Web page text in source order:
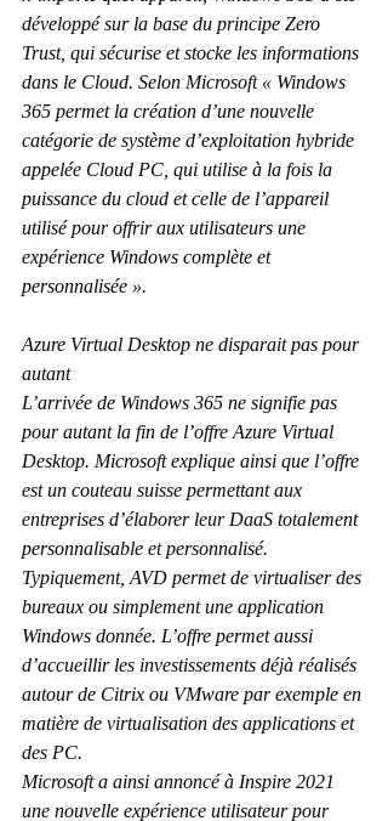
développé sur la base du principe Zero
Trust, qui sécurise et stocke les informations
dans le Cloud. Selon Microsoft « Windows
365 permet la création d’une nouvelle
catégorie de système d’exploitation hybride
appelée Cloud PC, qui utilise à la fois la
puissance du cloud et celle de l’appareil
utilisé pour offrir aux utilisateurs une
expérience Windows complète et
personnalisée ».
Azure Virtual Desktop ne disparait pas pour
autant
L’arrivée de Windows 365 ne signifie pas
pour autant la fin de l’offre Azure Virtual
Desktop. Microsoft explique ainsi que l’offre
est un couteau suisse permettant aux
entreprises d’élaborer leur DaaS totalement
personnalisable et personnalisé.
Typiquement, AVD permet de virtualiser des
bureaux ou simplement une application
Windows donnée. L’offre permet aussi
d’accueillir les investissements déjà réalisés
autour de Citrix ou VMware par exemple en
matière de virtualisation des applications et
des PC.
Microsoft a ainsi annoncé à Inspire 2021
une nouvelle expérience utilisateur pour